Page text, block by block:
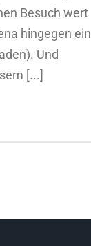
Besuch wert
hingegen ein
Und
[...]